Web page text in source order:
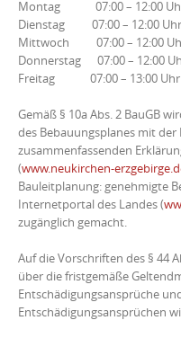
Montag 07:00 – 12:00 Uhr
Dienstag 07:00 – 12:00 Uhr
Mittwoch 07:00 – 12:00 Uhr
Donnerstag 07:00 – 12:00
Freitag 07:00 – 13:00 Uhr
Gemäß § 10a Abs. 2 BauGB
des Bebauungsplanes mit
zusammenfassenden
(www.neukirchen-
Bauleitplanung: genehmigte
Internetportal des Landes (
zugänglich gemacht.
Auf die Vorschriften des § 44
über die fristgemäße
Entschädigungsansprüche
Entschädigungsansprüchen